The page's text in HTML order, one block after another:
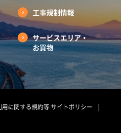
工事規制情報
サービスエリア・
お買物
に関する規約等サイトポリシー